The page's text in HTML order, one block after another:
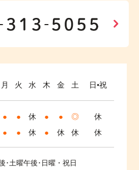
月 火 水 木 金 土 日•祝
● ● 休 ● ● ◎
休
● ● 休 ● 休 休 休
･土曜午後･日曜・祝日